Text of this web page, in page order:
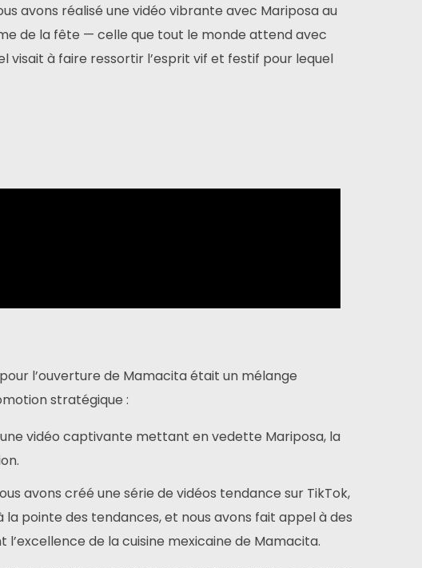
avons réalisé une vidéo vibrante avec Mariposa au
de la fête — celle que tout le monde attend avec
visait à faire ressortir l’esprit vif et festif pour lequel
l’ouverture de Mamacita était un mélange
stratégique :
vidéo captivante mettant en vedette Mariposa, la
avons créé une série de vidéos tendance sur TikTok,
pointe des tendances, et nous avons fait appel à des
de la cuisine mexicaine de Mamacita.